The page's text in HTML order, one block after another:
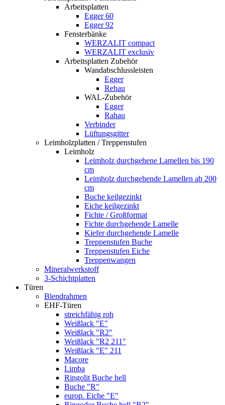
Arbeitsplatten
Egger 60
Egger 92
Fensterbänke
WERZALIT compact
WERZALIT exclusiv
Arbeitsplatten Zubehör
Wandabschlussleisten
Egger
Rehau
WAL-Zubehör
Egger
Rahau
Verbinder
Lüftungsgitter
Leimholzplatten / Treppenstufen
Leimholz
Leimholz durchgehene Lamellen bis 190
cm
Leimholz durchgehende Lamellen ab 200
cm
Buche keilgezinkt
Eiche keilgezinkt
Fichte / Großformat
Fichte durchgehende Lamelle
Kiefer durchgehende Lamelle
Treppenstufen Buche
Treppenstufen Eiche
Treppenwangen
Mineralwerkstoff
3-Schichtplatten
Türen
Blendrahmen
EHF-Türen
streichfähig roh
Weißlack "E"
Weißlack "R2"
Weißlack "R2 211"
Weißlack "E" 211
Macore
Limba
Ringolit Buche hell
Buche "R"
europ. Eiche "E"